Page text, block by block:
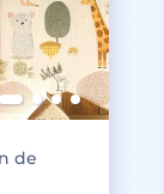
de